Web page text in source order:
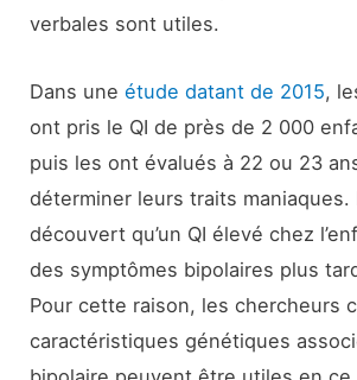
verbales sont utiles.
Dans uneétude datant de 2015,
ont pris le QI de près de 2 000
puis les ont évalués à 22 ou 23
déterminer leurs traits maniaques.
découvert qu’un QI élevé chez
des symptômes bipolaires plus
Pour cette raison, les chercheurs
caractéristiques génétiques